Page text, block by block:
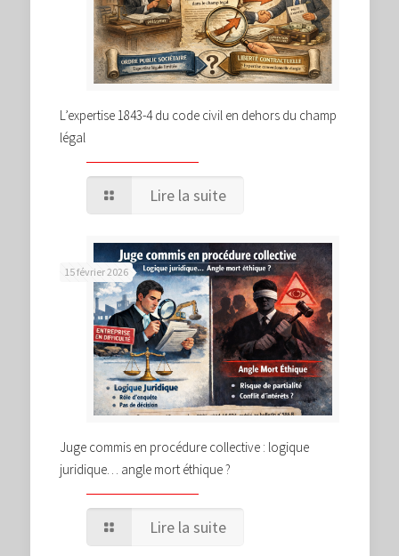
L’expertise 1843-4 du code civil en dehors du champ
légal
Lire la suite
15 février 2026
Juge commis en procédure collective : logique
juridique… angle mort éthique ?
Lire la suite